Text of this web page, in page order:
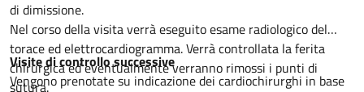
di dimissione.
Nel corso della visita verrà eseguito esame radiologico del
torace ed elettrocardiogramma. Verrà controllata la ferita
chirurgica ed eventualmente verranno rimossi i punti di
sutura.
Visite di controllo successive
Vengono prenotate su indicazione dei cardiochirurghi in base